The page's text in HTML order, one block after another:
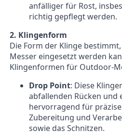
anfälliger für Rost,
richtig gepflegt werden.
2. Klingenform
Die Form der Klinge
Messer eingesetzt werden
Klingenformen für Outdoor-
Drop Point: Diese
abfallenden Rücken und
hervorragend für
Zubereitung und
sowie das Schnitzen.